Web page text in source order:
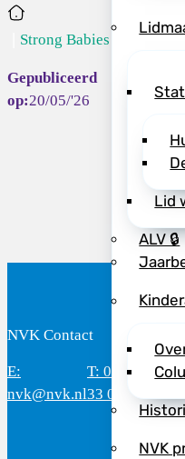
Lid
ALV 🔒
NVK
Home
Strong Babies r...
20/05/'26
NVK Contact
E:
nvk@nvk.nl
T: 088 - 282
33 06